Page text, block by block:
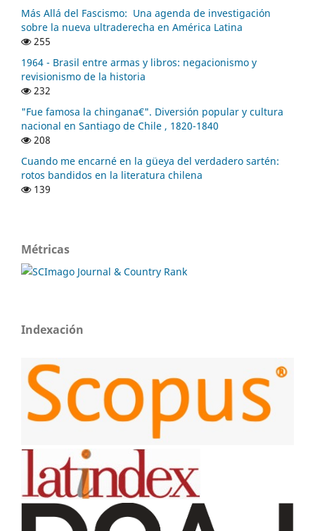
Más Allá del Fascismo: Una agenda de investigación
sobre la nueva ultraderecha en América Latina
255
1964 - Brasil entre armas y libros: negacionismo y
revisionismo de la historia
232
"Fue famosa la chingana€". Diversión popular y cultura
nacional en Santiago de Chile , 1820-1840
208
Cuando me encarné en la güeya del verdadero sartén:
rotos bandidos en la literatura chilena
139
Métricas
Indexación